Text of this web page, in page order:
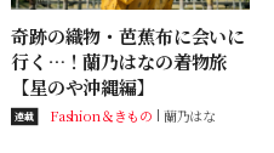
奇跡の織物・芭蕉布に会いに
行く…！蘭乃はなの着物旅
【星のや沖縄編】
連載 Fashion＆きもの 蘭乃はな